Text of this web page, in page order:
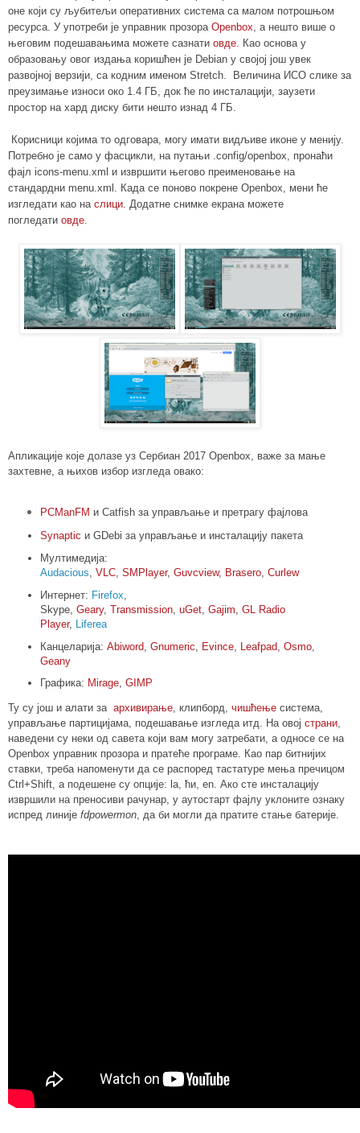
оне који су љубитељи оперативних система са малом потрошњом
ресурса. У употреби је управник прозора Openbox, а нешто више о
његовим подешавањима можете сазнати овде. Као основа у
образовању овог издања коришћен је Debian у својој још увек
развојној верзији, са кодним именом Stretch.
Величина ИСО слике за
преузимање износи око 1.4 ГБ, док ће по инсталацији, заузети
простор на хард диску бити нешто изнад 4 ГБ.
Корисници којима то одговара, могу имати видљиве иконе у менију.
Потребно је само у фасцикли, на путањи .config/openbox, пронаћи
фајл icons-menu.xml и извршити његово преименовање на
стандардни menu.xml. Када се поново покрене Openbox, мени ће
изгледати као на слици. Додатне снимке екрана можете
погледати овде.
Апликације које долазе уз Сербиан 2017 Openbox, важе за мање
захтевне, а њихов избор изгледа овако:
PCManFM и Catfish за управљање и претрагу фајлова
Synaptic и GDebi за управљање и инсталацију пакета
Мултимедија:
Audacious, VLC, SMPlayer, Guvcview, Brasero, Curlew
Интернет: Firefox
Skype, Geary, Transmission, uGet, Gajim GL Radio
Player,
Liferea
Канцеларија: Abiword, Gnumeric Evince, Leafpad, Osmo,
Geany
Графика: Mirage, GIMP
Ту су још и алати за архивирање , клипборд, чишћење система
управљање партицијама, подешавање изгледа итд. На овој страни
наведени су неки од савета који вам могу затребати, а односе се на
Openbox управник прозора и пратеће програме. Као пар битнијих
ставки, треба напоменути да се распоред тастатуре мења пречицом
Ctrl+Shift, а подешене су опције: la, ћи, en. Ако сте инсталацију
извршили на преносиви рачунар, у аутостарт фајлу уклоните ознаку
испред линије fdpowermon , да би могли да пратите стање батерије.